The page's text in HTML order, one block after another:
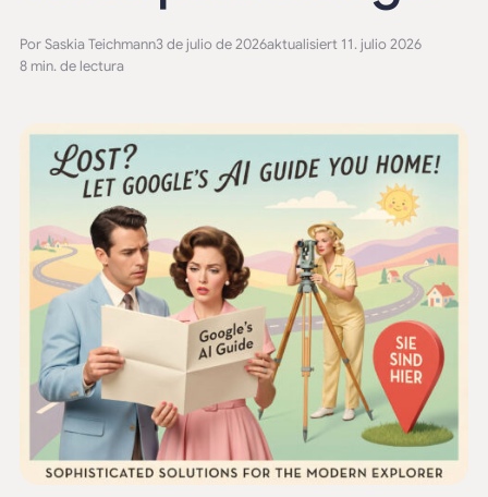
Por Saskia Teichmann3 de julio de 2026aktualisiert 11. julio 2026
8 min. de lectura